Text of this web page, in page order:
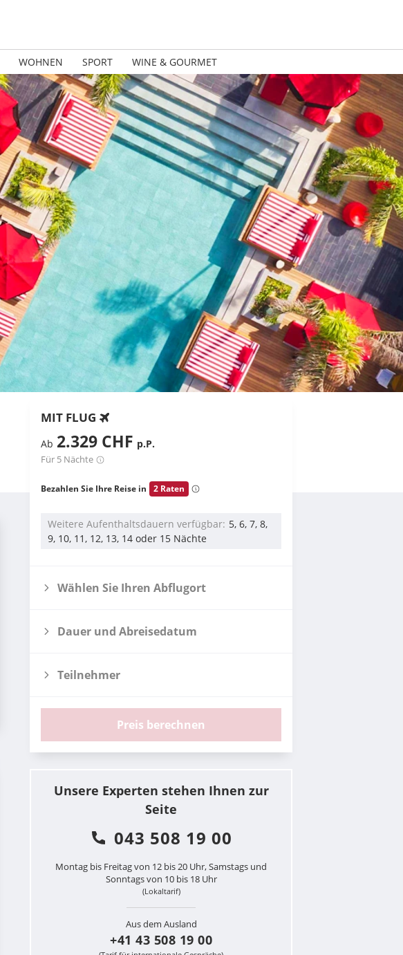
WOHNEN SPORT WINE & GOURMET
MIT FLUG
Ab 2.329 CHF p.P.
Für 5 Nächte
Bezahlen Sie Ihre Reise in 2 Raten
Weitere Aufenthaltsdauern verfügbar 5, 6, 7, 8,
9, 10, 11, 12, 13, 14 oder 15 Nächte
Wählen Sie Ihren Abflugort
Dauer und Abreisedatum
Teilnehmer
Preis berechnen
Unsere Experten stehen Ihnen zur
Seite
043 508 19 00
Montag bis Freitag von 12 bis 20 Uhr, Samstags und
Sonntags von 10 bis 18 Uhr
(Lokaltarif)
Aus dem Ausland
+41 43 508 19 00